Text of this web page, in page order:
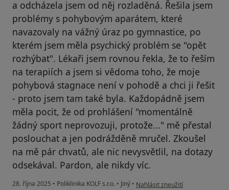
a odcházela jsem od něj rozladěná. Řešila jsem
problémy s pohybovým aparátem, které
navazovaly na vážný úraz po gymnastice, po
kterém jsem měla psychický problém se "opět
rozhýbat". Lékaři jsem rovnou řekla, že to řeším
na terapiích a jsem si vědoma toho, že moje
pohybová stagnace není v pohodě a chci ji řešit
- proto jsem tam také byla. Každopádně jsem
měla pocit, že od prohlášení "momentálně
žádný sport neprovozuji, protože..." mě přestal
poslouchat a jen podrážděně mručel. Zkoušel
na mě pár chvatů, ale nic nevysvětlil, na dotazy
odsekával. Pardon, ale nikdy víc.
28. října 2025 • Poliklinika KOLF s.r.o. • Jiný • podle názoru uživatele KH
Nahlásit zneužití